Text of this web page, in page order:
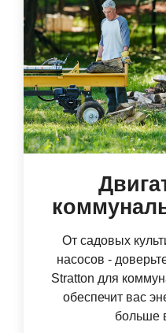
От садовых
насосов -
Stratton для
обеспечит вас
больше